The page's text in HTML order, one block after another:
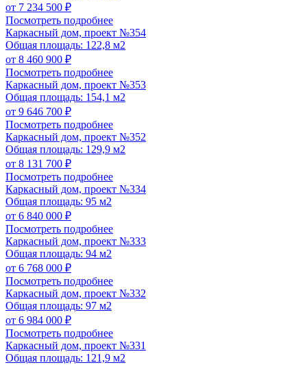
от 7 234 500 ₽
Посмотреть подробнее
Каркасный дом, проект №354
Общая площадь: 122,8 м2
от 8 460 900 ₽
Посмотреть подробнее
Каркасный дом, проект №353
Общая площадь: 154,1 м2
от 9 646 700 ₽
Посмотреть подробнее
Каркасный дом, проект №352
Общая площадь: 129,9 м2
от 8 131 700 ₽
Посмотреть подробнее
Каркасный дом, проект №334
Общая площадь: 95 м2
от 6 840 000 ₽
Посмотреть подробнее
Каркасный дом, проект №333
Общая площадь: 94 м2
от 6 768 000 ₽
Посмотреть подробнее
Каркасный дом, проект №332
Общая площадь: 97 м2
от 6 984 000 ₽
Посмотреть подробнее
Каркасный дом, проект №331
Общая площадь: 121,9 м2